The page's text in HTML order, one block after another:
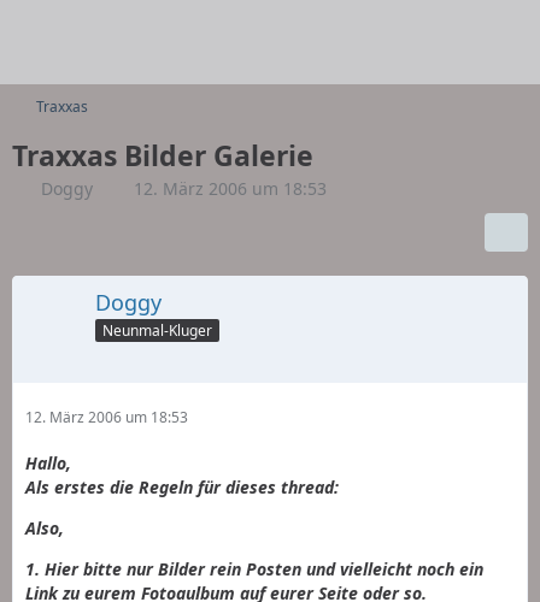
Traxxas
Traxxas Bilder Galerie
Doggy 12. März 2006 um 18:53
Doggy
Neunmal-Kluger
12. März 2006 um 18:53
Hallo,
Als erstes die Regeln für dieses thread:
Also,
1. Hier bitte nur Bilder rein Posten und vielleicht noch ein
Link zu eurem Fotoaulbum auf eurer Seite oder so.